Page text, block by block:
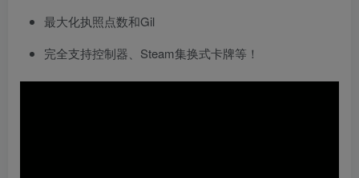
最大化执照点数和Gil
完全支持控制器、Steam集换式卡牌等！